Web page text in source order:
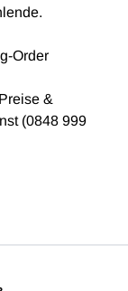
Order
&
(0848 999